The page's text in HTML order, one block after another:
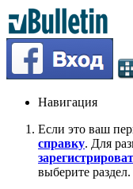
Навигация
Если это ваш
справку. Для
выберите раздел.